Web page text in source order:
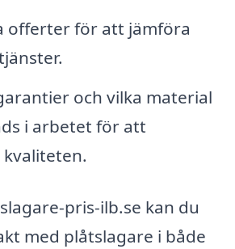
offerter för att jämföra
och vilka material
i arbetet för att
pris-ilb.se kan du
med plåtslagare i både